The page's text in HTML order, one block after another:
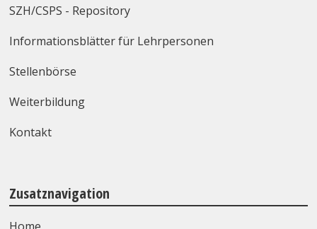
SZH/CSPS - Repository
Informationsblätter für Lehrpersonen
Stellenbörse
Weiterbildung
Kontakt
Zusatznavigation